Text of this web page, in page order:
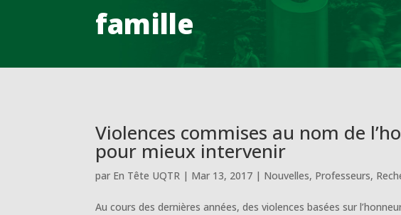
famille
Violences commises au nom de
pour mieux intervenir
par En Tête UQTR | Mar 13, 2017 | Nouvelles, Professeurs,
Au cours des dernières années, des violences basées sur